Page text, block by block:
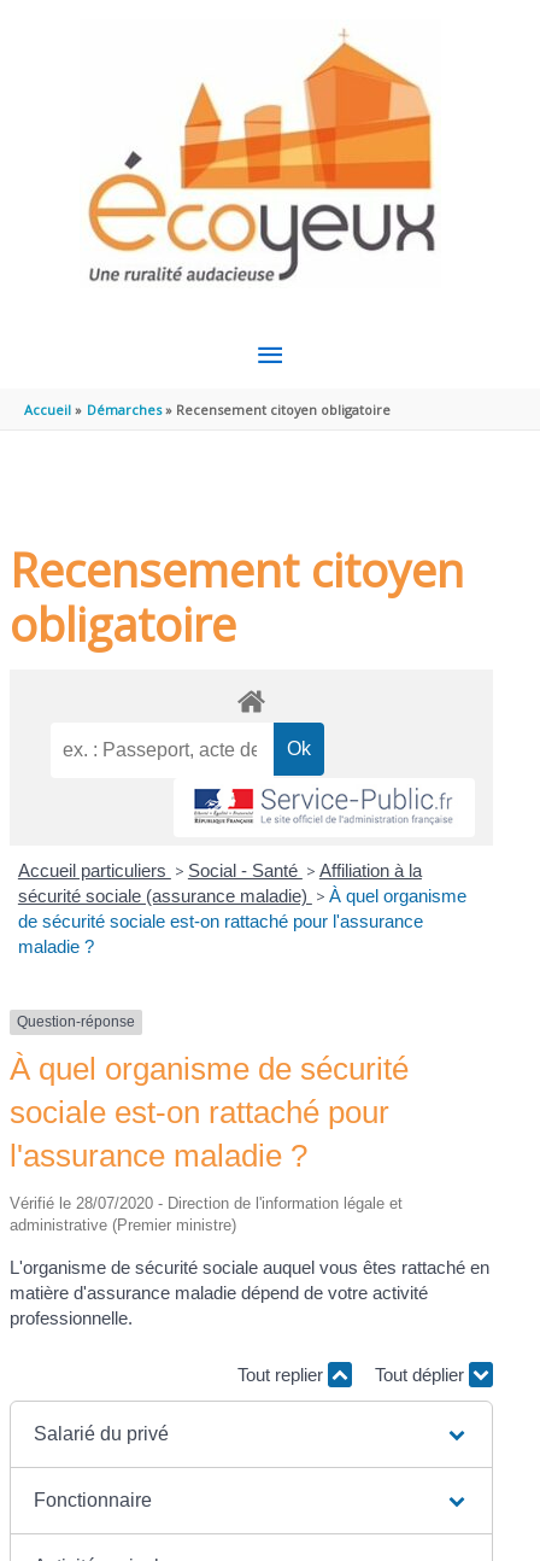
MENU
PRINCIPAL
Accueil Démarches Recensement citoyen obligatoire
Recensement citoyen
obligatoire
Accueil particuliers > Social - Santé > Affiliation à la
sécurité sociale (assurance maladie) > À quel organisme
de sécurité sociale est-on rattaché pour l'assurance
maladie ?
Question-réponse
À quel organisme de sécurité
sociale est-on rattaché pour
l'assurance maladie ?
Vérifié le 28/07/2020 - Direction de l'information légale et
administrative (Premier ministre)
L'organisme de sécurité sociale auquel vous êtes rattaché en
matière d'assurance maladie dépend de votre activité
professionnelle.
Tout replier Tout déplier
Salarié du privé
Fonctionnaire